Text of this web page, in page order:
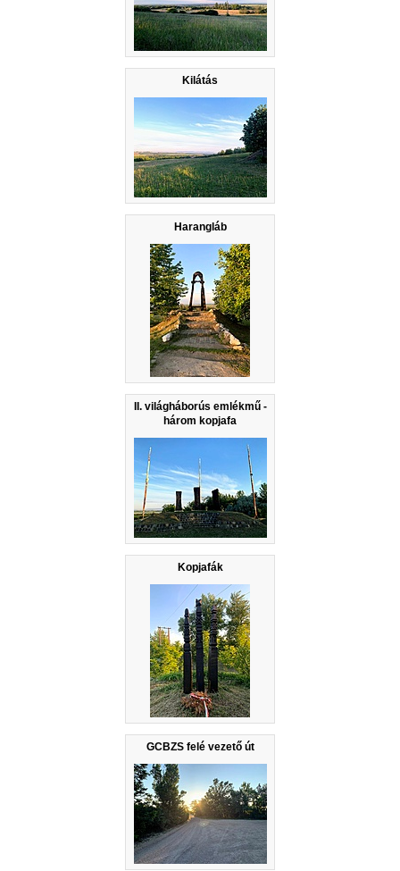
Kilátás
Harangláb
II. világháborús emlékmű -
három kopjafa
Kopjafák
GCBZS felé vezető út